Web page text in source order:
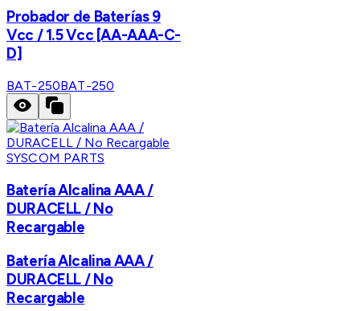
Probador de Baterías 9
Vcc / 1.5 Vcc [AA-AAA-C-
D]
BAT-250BAT-250
SYSCOM PARTS
Batería Alcalina AAA /
DURACELL / No
Recargable
Batería Alcalina AAA /
DURACELL / No
Recargable